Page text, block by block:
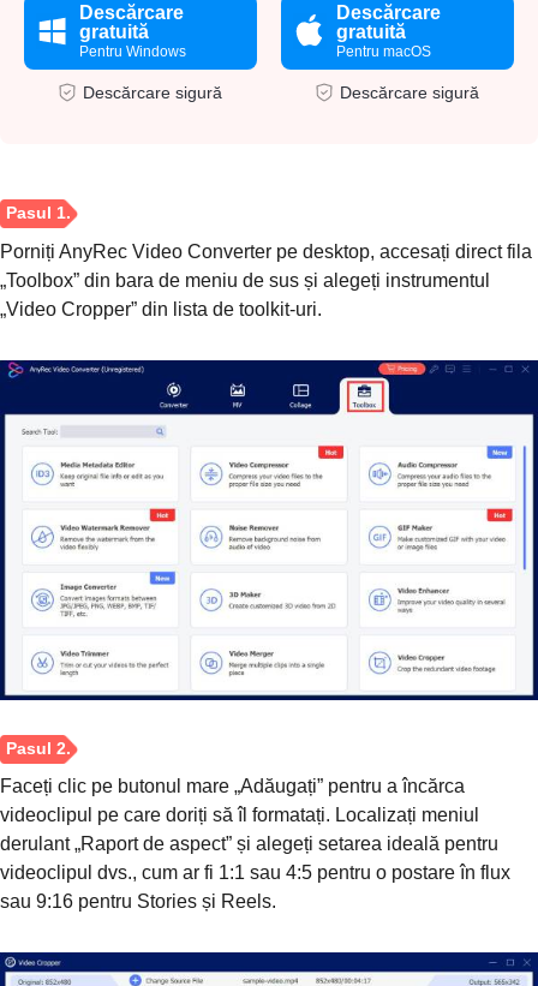
Descărcare
gratuită
Pentru Windows
Descărcare sigură
Descărcare
gratuită
Pentru macOS
Descărcare sigură
Porniți AnyRec Video Converter pe desktop, accesați direct fila
„Toolbox” din bara de meniu de sus și alegeți instrumentul
„Video Cropper” din lista de toolkit-uri.
Faceți clic pe butonul mare „Adăugați” pentru a încărca
videoclipul pe care doriți să îl formatați. Localizați meniul
derulant „Raport de aspect” și alegeți setarea ideală pentru
videoclipul dvs., cum ar fi 1:1 sau 4:5 pentru o postare în flux
sau 9:16 pentru Stories și Reels.